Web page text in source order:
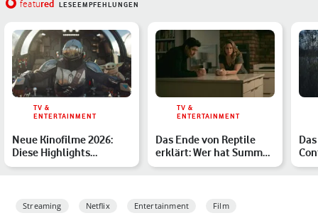
featured LESEEMPFEHLUNGEN
TV &
ENTERTAINMENT
Neue Kinofilme 2026:
Diese Highlights
erwarten Dich
TV &
ENTERTAINMENT
Das Ende von Reptile
erklärt: Wer hat Summer
ermordet?
Streaming Netflix Entertainment Film